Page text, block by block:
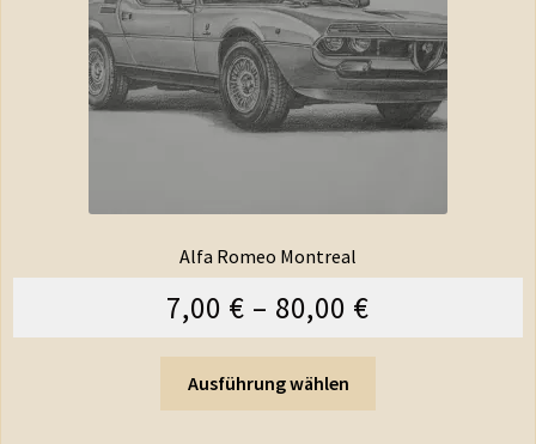
Alfa Romeo Montreal
7,00 € – 80,00 €
Ausführung wählen